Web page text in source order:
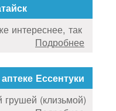
интереснее, так
Подробнее
Ессентуки
(клизьмой)